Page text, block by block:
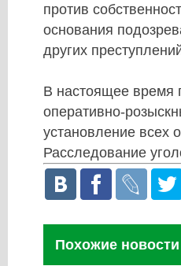
против
основания
других
В настоящее время
оперативно-
установление всех
Расследование
Похожие новости